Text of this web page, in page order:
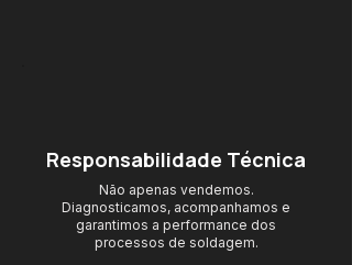
Responsabilidade Técnica
Não apenas vendemos.
Diagnosticamos, acompanhamos e
garantimos a performance dos
processos de soldagem.